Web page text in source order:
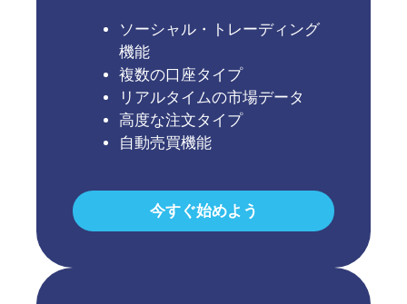
ソーシャル・トレーディング
機能
複数の口座タイプ
リアルタイムの市場データ
高度な注文タイプ
自動売買機能
今すぐ始めよう